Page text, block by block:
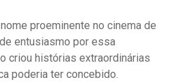
proeminente no cinema de
entusiasmo por essa
criou histórias extraordinárias
poderia ter concebido.